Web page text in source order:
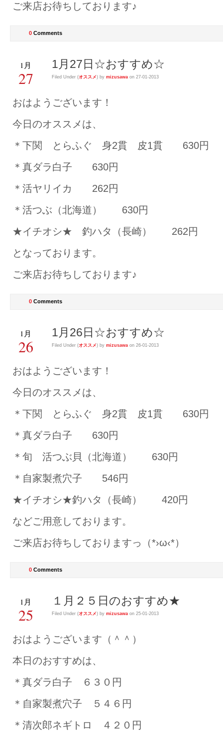
ご来店お待ちしております♪
0 Comments
1月
27
1月27日☆おすすめ☆
Filed Under (オススメ) by mizusawa on 27-01-2013
おはようございます！
今日のオススメは、
＊下関 とらふぐ 身2貫 皮1貫 630円
＊真ダラ白子 630円
＊活ヤリイカ 262円
＊活つぶ（北海道） 630円
★イチオシ★ 釣ハタ（長崎） 262円
となっております。
ご来店お待ちしております♪
0 Comments
1月
26
1月26日☆おすすめ☆
Filed Under (オススメ) by mizusawa on 26-01-2013
おはようございます！
今日のオススメは、
＊下関 とらふぐ 身2貫 皮1貫 630円
＊真ダラ白子 630円
＊旬 活つぶ貝（北海道） 630円
＊自家製煮穴子 546円
★イチオシ★釣ハタ（長崎） 420円
などご用意しております。
ご来店お待ちしておりますっ（*›ω‹*）
0 Comments
1月
25
１月２５日のおすすめ★
Filed Under (オススメ) by mizusawa on 25-01-2013
おはようございます（＾＾）
本日のおすすめは、
＊真ダラ白子 ６３０円
＊自家製煮穴子 ５４６円
＊清次郎ネギトロ ４２０円